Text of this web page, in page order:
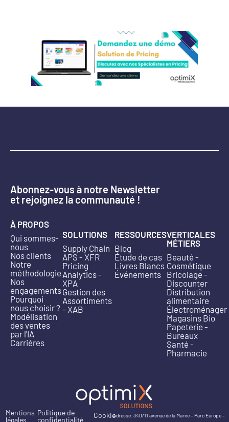
Abonnez-vous à notre Newsletter
et rejoignez la communauté !
À PROPOS
Qui sommes-
nous
Nos clients
Notre
méthodologie
Nos
engagements
Pourquoi
nous choisir ?
Modélisation
des ventes
par l'IA
Carrières
SOLUTIONS
Supply Chain
APS - XFR
Pricing
Analytics -
XPA
Gestion des
Assortiments
- XAB
RESSOURCES
Blog
Étude de cas
Livres Blancs
Événements
VERTICALES
MÉTIERS
Beauté -
Cosmétique
Bricolage -
Discounter
Distribution
alimentaire
Électroménager
Magasins Bio
Papeterie -
Bureaux
Santé -
Pharmacie
Mentions
légales
Politique de
confidentialité
CookieAdresse: 340/11 avenue de la Marne – Parc Europe –